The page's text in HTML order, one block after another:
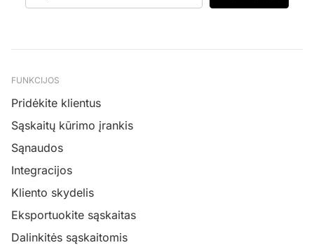
FUNKCIJOS
Pridėkite klientus
Sąskaitų kūrimo įrankis
Sąnaudos
Integracijos
Kliento skydelis
Eksportuokite sąskaitas
Dalinkitės sąskaitomis